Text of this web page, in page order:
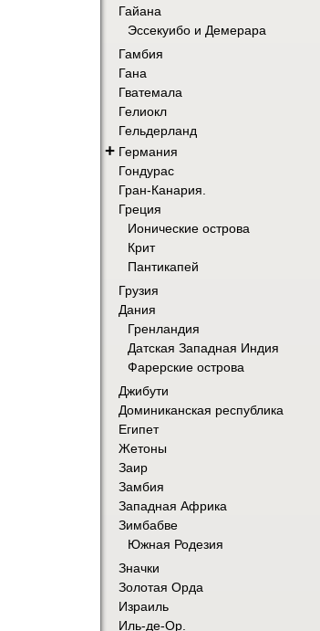
Гайана
Эссекуибо и Демерара
Гамбия
Гана
Гватемала
Гелиокл
Гельдерланд
+ Германия
Гондурас
Гран-Канария.
Греция
Ионические острова
Крит
Пантикапей
Грузия
Дания
Гренландия
Датская Западная Индия
Фарерские острова
Джибути
Доминиканская республика
Египет
Жетоны
Заир
Замбия
Западная Африка
Зимбабве
Южная Родезия
Значки
Золотая Орда
Израиль
Иль-де-Ор.